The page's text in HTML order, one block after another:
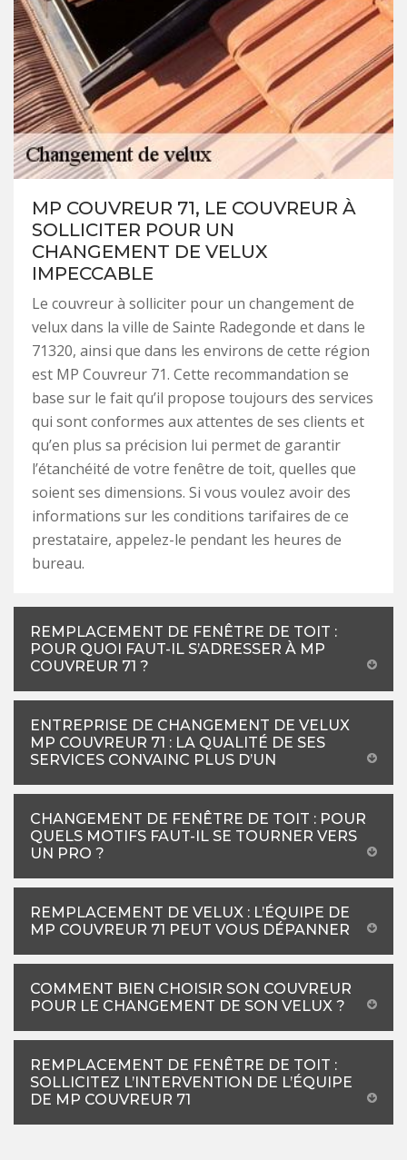
MP COUVREUR 71, LE COUVREUR À
SOLLICITER POUR UN
CHANGEMENT DE VELUX
IMPECCABLE
Le couvreur à solliciter pour un changement de
velux dans la ville de Sainte Radegonde et dans le
71320, ainsi que dans les environs de cette région
est MP Couvreur 71. Cette recommandation se
base sur le fait qu’il propose toujours des services
qui sont conformes aux attentes de ses clients et
qu’en plus sa précision lui permet de garantir
l’étanchéité de votre fenêtre de toit, quelles que
soient ses dimensions. Si vous voulez avoir des
informations sur les conditions tarifaires de ce
prestataire, appelez-le pendant les heures de
bureau.
REMPLACEMENT DE FENÊTRE DE TOIT :
POUR QUOI FAUT-IL S’ADRESSER À MP
COUVREUR 71 ?
ENTREPRISE DE CHANGEMENT DE VELUX
MP COUVREUR 71 : LA QUALITÉ DE SES
SERVICES CONVAINC PLUS D’UN
CHANGEMENT DE FENÊTRE DE TOIT : POUR
QUELS MOTIFS FAUT-IL SE TOURNER VERS
UN PRO ?
REMPLACEMENT DE VELUX : L’ÉQUIPE DE
MP COUVREUR 71 PEUT VOUS DÉPANNER
COMMENT BIEN CHOISIR SON COUVREUR
POUR LE CHANGEMENT DE SON VELUX ?
REMPLACEMENT DE FENÊTRE DE TOIT :
SOLLICITEZ L’INTERVENTION DE L’ÉQUIPE
DE MP COUVREUR 71